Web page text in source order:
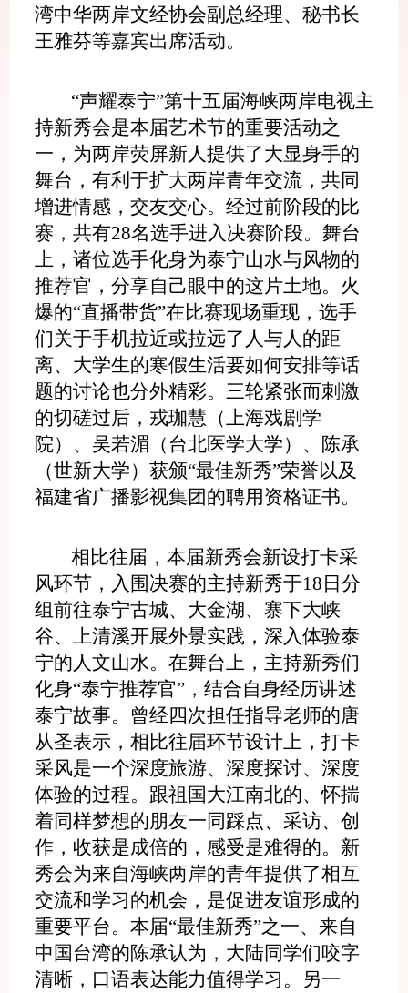
湾中华两岸文经协会副总经理、秘书长
王雅芬等嘉宾出席活动。
“声耀泰宁”第十五届海峡两岸电视主
持新秀会是本届艺术节的重要活动之
一，为两岸荧屏新人提供了大显身手的
舞台，有利于扩大两岸青年交流，共同
增进情感，交友交心。经过前阶段的比
赛，共有28名选手进入决赛阶段。舞台
上，诸位选手化身为泰宁山水与风物的
推荐官，分享自己眼中的这片土地。火
爆的“直播带货”在比赛现场重现，选手
们关于手机拉近或拉远了人与人的距
离、大学生的寒假生活要如何安排等话
题的讨论也分外精彩。三轮紧张而刺激
的切磋过后，戎珈慧（上海戏剧学
院）、吴若湄（台北医学大学）、陈承
（世新大学）获颁“最佳新秀”荣誉以及
福建省广播影视集团的聘用资格证书。
相比往届，本届新秀会新设打卡采
风环节，入围决赛的主持新秀于18日分
组前往泰宁古城、大金湖、寨下大峡
谷、上清溪开展外景实践，深入体验泰
宁的人文山水。在舞台上，主持新秀们
化身“泰宁推荐官”，结合自身经历讲述
泰宁故事。曾经四次担任指导老师的唐
从圣表示，相比往届环节设计上，打卡
采风是一个深度旅游、深度探讨、深度
体验的过程。跟祖国大江南北的、怀揣
着同样梦想的朋友一同踩点、采访、创
作，收获是成倍的，感受是难得的。新
秀会为来自海峡两岸的青年提供了相互
交流和学习的机会，是促进友谊形成的
重要平台。本届“最佳新秀”之一、来自
中国台湾的陈承认为，大陆同学们咬字
清晰，口语表达能力值得学习。另一